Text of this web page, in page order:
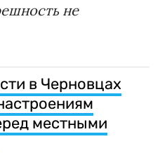
не
в Черновцах
местными